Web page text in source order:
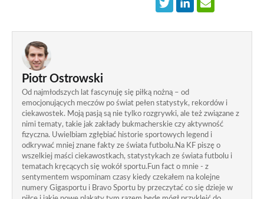
Piotr Ostrowski
Od najmłodszych lat fascynuję się piłką nożną – od
emocjonujących meczów po świat pełen statystyk, rekordów i
ciekawostek. Moją pasją są nie tylko rozgrywki, ale też związane z
nimi tematy, takie jak zakłady bukmacherskie czy aktywność
fizyczna. Uwielbiam zgłębiać historie sportowych legend i
odkrywać mniej znane fakty ze świata futbolu.Na KF piszę o
wszelkiej maści ciekawostkach, statystykach ze świata futbolu i
tematach kręcących się wokół sportu.Fun fact o mnie - z
sentymentem wspominam czasy kiedy czekałem na kolejne
numery Gigasportu i Bravo Sportu by przeczytać co się dzieje w